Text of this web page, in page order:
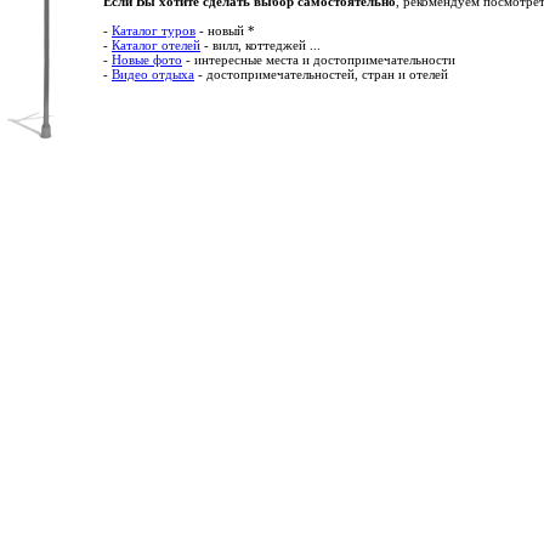
- Каталог туров - новый *
- Каталог отелей - вилл, коттеджей ...
- Новые фото - интересные места и достопримечательности
- Видео отдыха - достопримечательностей, стран и отелей